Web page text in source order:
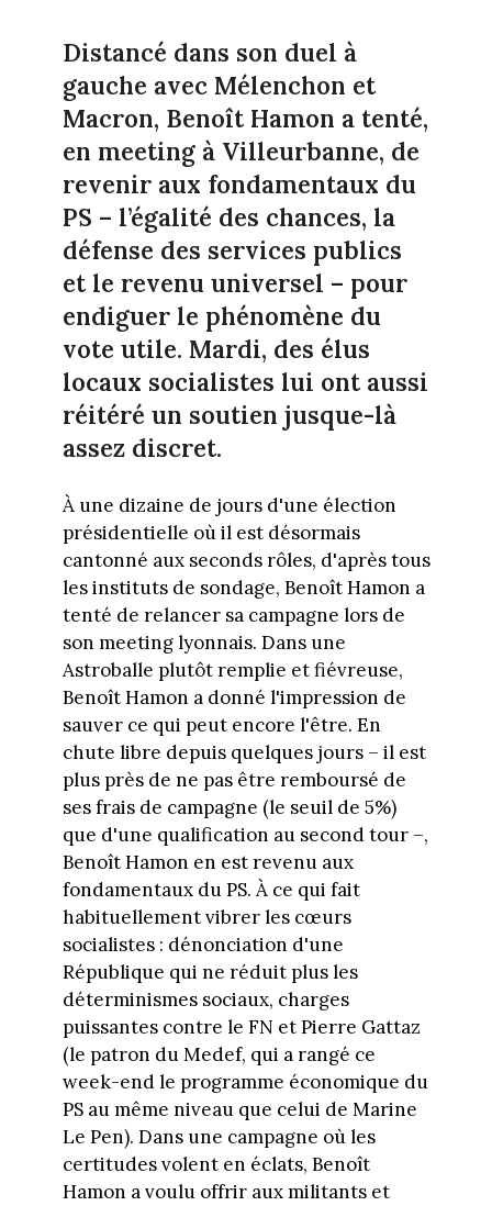
Distancé dans son duel à
gauche avec Mélenchon et
Macron, Benoît Hamon a tenté,
en meeting à Villeurbanne, de
revenir aux fondamentaux du
PS – l’égalité des chances, la
défense des services publics
et le revenu universel – pour
endiguer le phénomène du
vote utile. Mardi, des élus
locaux socialistes lui ont aussi
réitéré un soutien jusque-là
assez discret.
À une dizaine de jours d'une élection
présidentielle où il est désormais
cantonné aux seconds rôles, d'après tous
les instituts de sondage, Benoît Hamon a
tenté de relancer sa campagne lors de
son meeting lyonnais. Dans une
Astroballe plutôt remplie et fiévreuse,
Benoît Hamon a donné l'impression de
sauver ce qui peut encore l'être. En
chute libre depuis quelques jours – il est
plus près de ne pas être remboursé de
ses frais de campagne (le seuil de 5%)
que d'une qualification au second tour –,
Benoît Hamon en est revenu aux
fondamentaux du PS. À ce qui fait
habituellement vibrer les cœurs
socialistes : dénonciation d'une
République qui ne réduit plus les
déterminismes sociaux, charges
puissantes contre le FN et Pierre Gattaz
(le patron du Medef, qui a rangé ce
week-end le programme économique du
PS au même niveau que celui de Marine
Le Pen). Dans une campagne où les
certitudes volent en éclats, Benoît
Hamon a voulu offrir aux militants et